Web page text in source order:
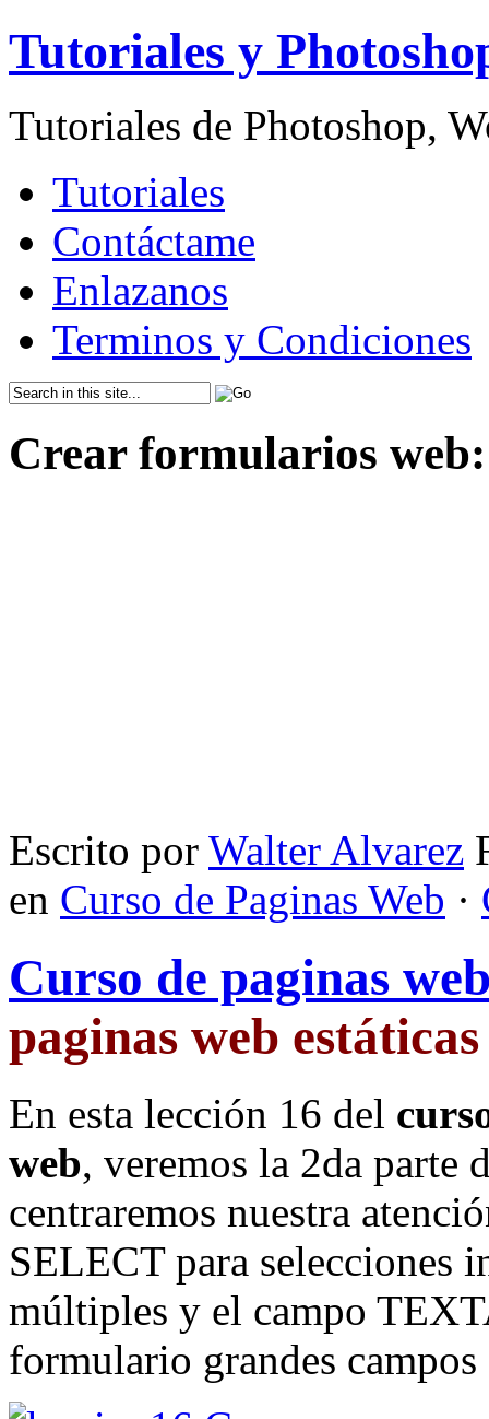
Tutoriales y
Tutoriales de Photoshop,
Tutoriales
Contáctame
Enlazanos
Terminos y Condiciones
Crear formularios
Escrito por Walter Alvarez
en Curso de Paginas Web ·
Curso de paginas
paginas web estáticas
En esta lección 16 del
web, veremos la 2da parte
centraremos nuestra
SELECT para selecciones
múltiples y el campo
formulario grandes